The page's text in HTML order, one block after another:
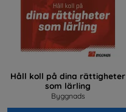
Håll koll på dina rättigheter
som lärling
Byggnads